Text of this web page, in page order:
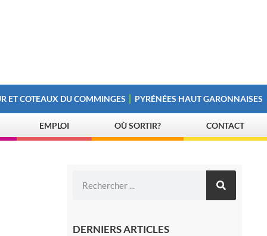
ET COTEAUX DU COMMINGES PYRÉNÉES HAUT GARONNAISES
EMPLOI OÙ SORTIR? CONTACT
DERNIERS ARTICLES